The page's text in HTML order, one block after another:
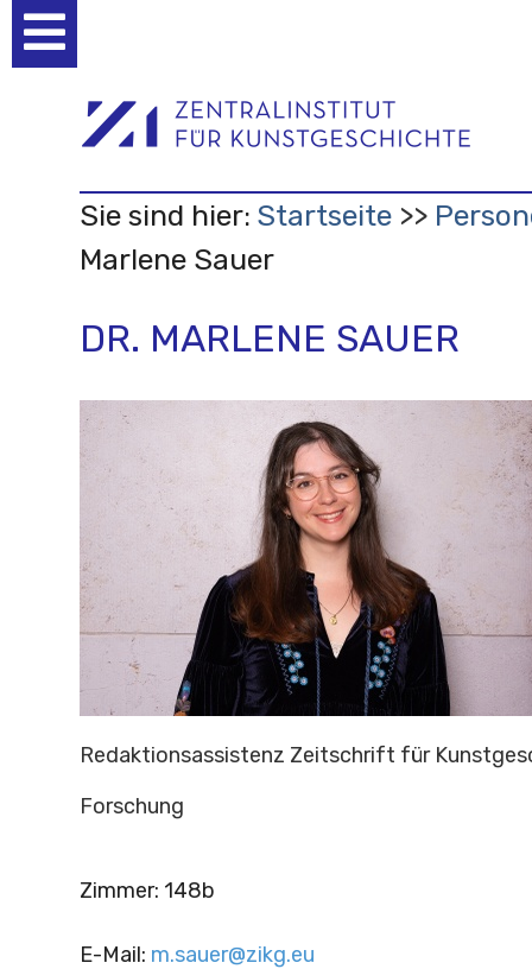
Werkzeuge
Sie sind hier: Startseite
Marlene Sauer
DR. MARLENE SAUER
Redaktionsassistenz Zeitschrift für
Forschung
Zimmer: 148b
E-Mail: m.sauer@zikg.eu